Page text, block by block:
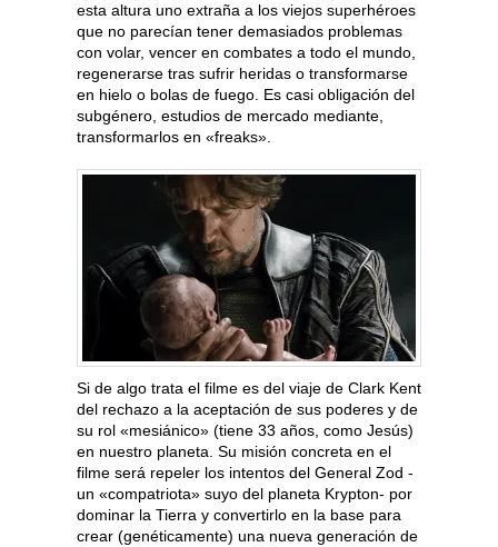
esta altura uno extraña a los viejos superhéroes
que no parecían tener demasiados problemas
con volar, vencer en combates a todo el mundo,
regenerarse tras sufrir heridas o transformarse
en hielo o bolas de fuego. Es casi obligación del
subgénero, estudios de mercado mediante,
transformarlos en «freaks».
Si de algo trata el filme es del viaje de Clark Kent
del rechazo a la aceptación de sus poderes y de
su rol «mesiánico» (tiene 33 años, como Jesús)
en nuestro planeta. Su misión concreta en el
filme será repeler los intentos del General Zod -
un «compatriota» suyo del planeta Krypton- por
dominar la Tierra y convertirlo en la base para
crear (genéticamente) una nueva generación de